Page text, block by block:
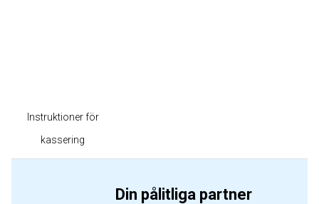
Instruktioner för
kassering
Din pålitliga partner